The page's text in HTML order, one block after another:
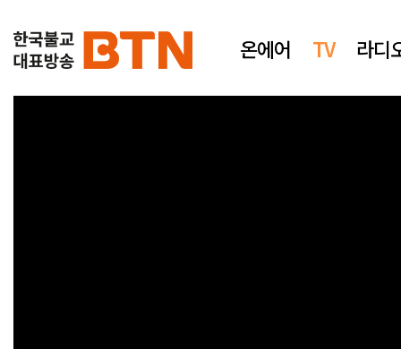
온에어 TV 라디